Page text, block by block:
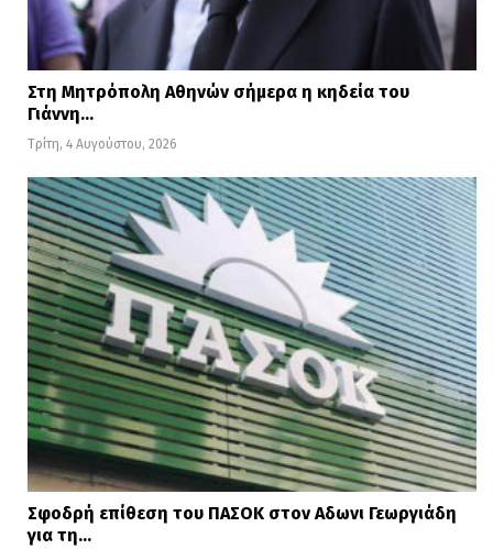
Στη Μητρόπολη Αθηνών σήμερα η κηδεία του
Γιάννη…
Τρίτη, 4 Αυγούστου, 2026
Σφοδρή επίθεση του ΠΑΣΟΚ στον Αδωνι Γεωργιάδη
για τη…